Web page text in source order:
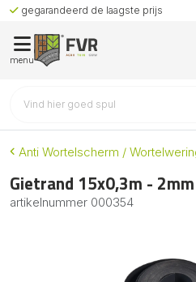
gegarandeerd de laagste prijs
menu
Anti Wortelscherm /
Gietrand 15x0,3m -
artikelnummer 000354